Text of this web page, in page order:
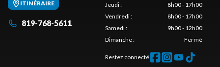
ITINÉRAIRE
819-768-5611
Jeudi:
8h00 - 17h00
Vendredi:
8h00 - 17h00
Samedi:
9h00 - 12h00
Dimanche: Fermé
Restez connecté